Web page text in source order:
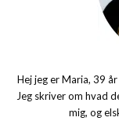
Hej jeg er Maria, 39
Jeg skriver om hvad
mig, og